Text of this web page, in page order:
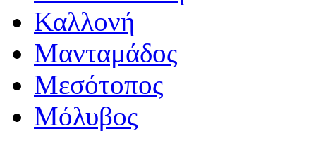
Καλλονή
Μανταμάδος
Μεσότοπος
Μόλυβος